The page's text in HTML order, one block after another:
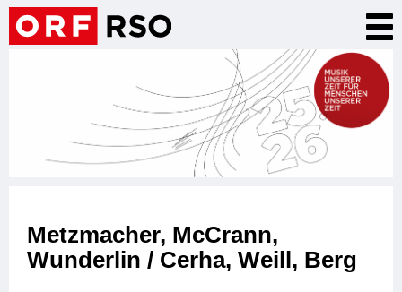
Skip
Metzmacher, McCrann,
Wunderlin / Cerha, Weill, Berg